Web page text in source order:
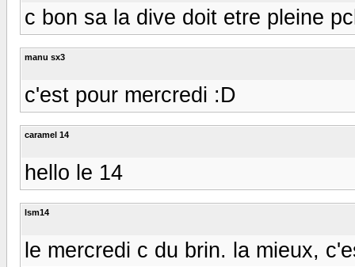
c bon sa la dive doit etre pleine
manu sx3
c'est pour mercredi :D
caramel 14
hello le 14
lsm14
le mercredi c du brin. la mieux,